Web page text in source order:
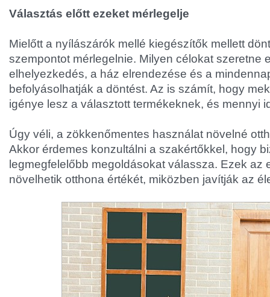
Választás előtt ezeket mérlegelje
Mielőtt a nyílászárók mellé kiegészítők mellett
szempontot mérlegelnie. Milyen célokat szeretne
elhelyezkedés, a ház elrendezése és a
befolyásolhatják a döntést. Az is számít, hogy
igénye lesz a választott termékeknek, és mennyi
Úgy véli, a zökkenőmentes használat növelné
Akkor érdemes konzultálni a szakértőkkel, hogy
legmegfelelőbb megoldásokat válassza. Ezek az
növelhetik otthona értékét, miközben javítják az